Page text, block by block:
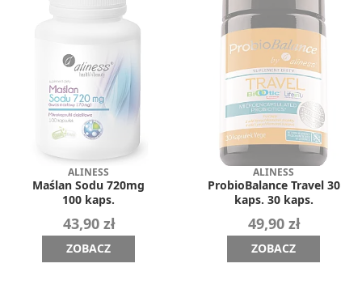
ALINESS
Maślan Sodu 720mg
100 kaps.
43,90 zł
ZOBACZ
ALINESS
ProbioBalance Travel 30
kaps. 30 kaps.
49,90 zł
ZOBACZ